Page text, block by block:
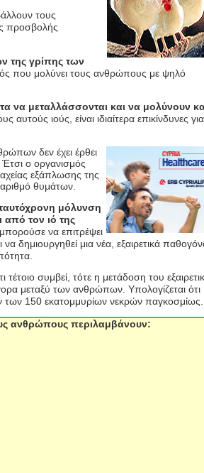
τους
προσβολής
της γρίπης των
που μολύνει τους ανθρώπους με ψηλό
να μεταλλάσσονται και να μολύνουν
αυτούς ιούς, είναι ιδιαίτερα επικίνδυνες για
δεν έχει έρθει
ο οργανισμός
εξάπλωσης της
θυμάτων.
ταυτόχρονη μόλυνση
τον ιό της
να επιτρέψει
δημιουργηθεί μια νέα, εξαιρετικά
συμβεί, τότε η μετάδοση του
μεταξύ των ανθρώπων. Υπολογίζεται ότι
των 150 εκατομμυρίων νεκρών
ανθρώπους περιλαμβάνουν: